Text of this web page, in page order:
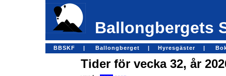
Ballongbergets
BBSKF | Ballongberget | Hyresgäster |
Tider för vecka 32, år